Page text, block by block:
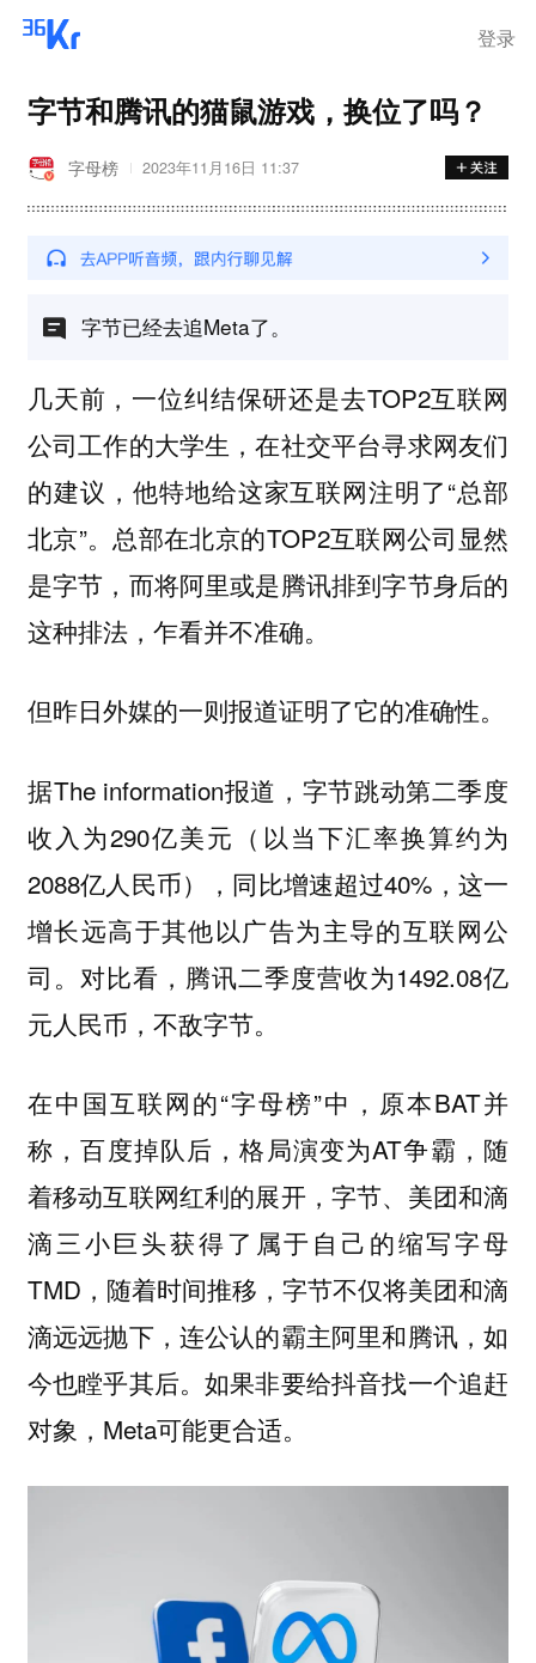
登录
字节和腾讯的猫鼠游戏，换位了吗？
字母榜 2023年11月16日 11:37
字节已经去追Meta了。
几天前，一位纠结保研还是去TOP2互联网
公司工作的大学生，在社交平台寻求网友们
的建议，他特地给这家互联网注明了“总部
北京”。总部在北京的TOP2互联网公司显然
是字节，而将阿里或是腾讯排到字节身后的
这种排法，乍看并不准确。
但昨日外媒的一则报道证明了它的准确性。
据The information报道，字节跳动第二季度
收入为290亿美元（以当下汇率换算约为
2088亿人民币），同比增速超过40%，这一
增长远高于其他以广告为主导的互联网公
司。对比看，腾讯二季度营收为1492.08亿
元人民币，不敌字节。
在中国互联网的“字母榜”中，原本BAT并
称，百度掉队后，格局演变为AT争霸，随
着移动互联网红利的展开，字节、美团和滴
滴三小巨头获得了属于自己的缩写字母
TMD，随着时间推移，字节不仅将美团和滴
滴远远抛下，连公认的霸主阿里和腾讯，如
今也瞠乎其后。如果非要给抖音找一个追赶
对象，Meta可能更合适。